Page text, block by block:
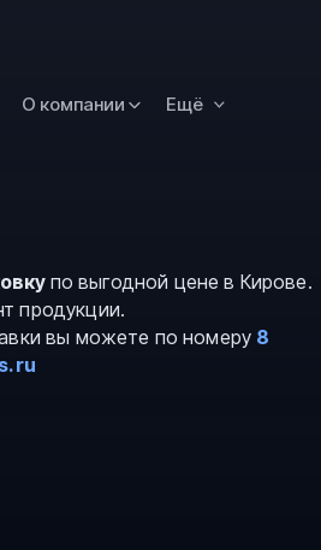
О компании Ещё
по выгодной цене в Кирове.
продукции.
вы можете по номеру 8